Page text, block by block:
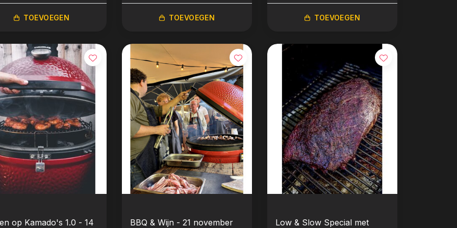
TOEVOEGEN TOEVOEGEN TOEVOEGEN
op Kamado's 1.0 - 14 BBQ & Wijn - 21 november Low & Slow Special met